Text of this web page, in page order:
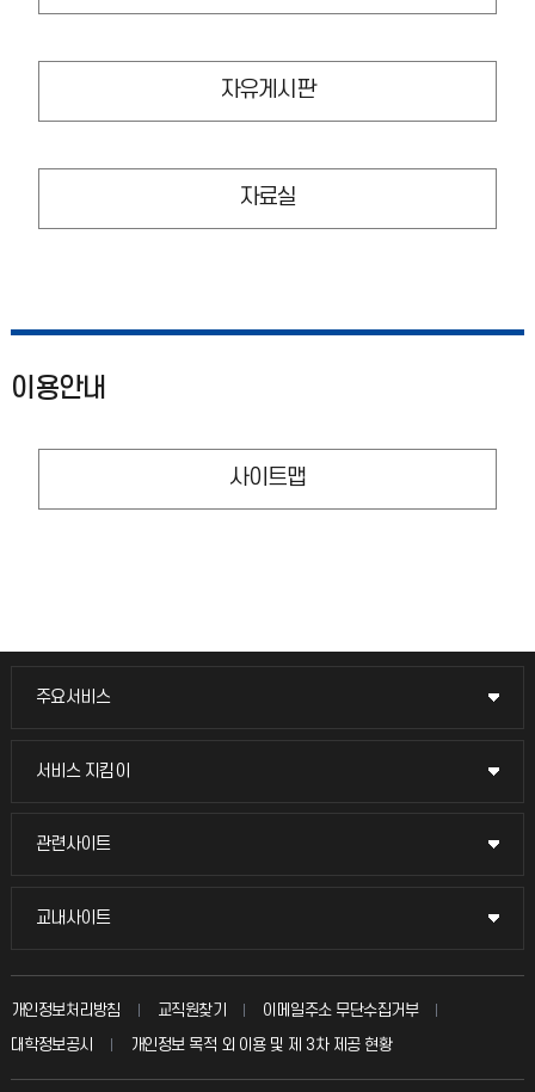
자유게시판
자료실
이용안내
사이트맵
주요서비스
주요서비스
교무회의방송
입학안내
서비스 지킴이
서비스 지킴이
묻고 답하기
칭찬마당
학생서비스 지킴이
관련사이트
관련사이트
국방헬프콜
교내사이트
교내사이트
교수회
교육혁신본부
개인정보처리방침 교직원찾기
이메일주소 무단수집거부
대학정보공시
개인정보 목적 외 이용 및 제 3차 제공 현황